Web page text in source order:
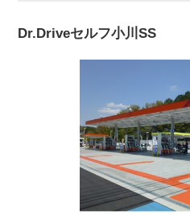
Dr.Driveセルフ小川SS